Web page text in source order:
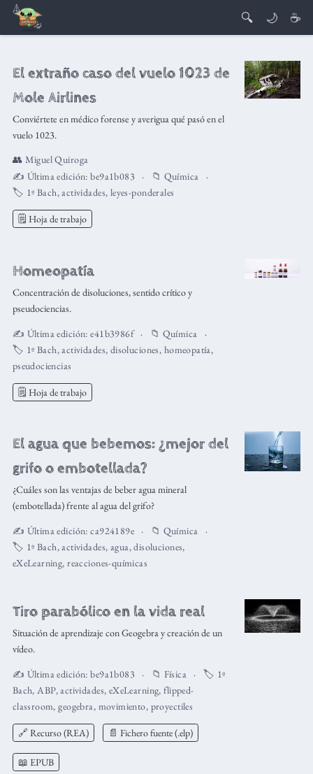
🔍 🌙 ☕
El extraño caso del vuelo 1023 de
Mole Airlines
Conviértete en médico forense y averigua qué pasó en el
vuelo 1023.
👥 Miguel Quiroga
✍️ Última edición:be9a1b083 📁 Química
🏷️ 1º Bach,actividades, leyes-ponderales
🗒️ Hoja de trabajo
Homeopatía
Concentración de disoluciones, sentido crítico y
pseudociencias.
✍️ Última edición:e41b3986f 📁 Química
🏷️ 1º Bach,actividades, disoluciones, homeopatía,
pseudociencias
🗒️ Hoja de trabajo
El agua que bebemos: ¿mejor del
grifo o embotellada?
¿Cuáles son las ventajas de beber agua mineral
(embotellada) frente al agua del grifo?
✍️ Última edición:ca924189e 📁 Química
🏷️ 1º Bach,actividades, agua,disoluciones,
eXeLearning,reacciones-químicas
Tiro parabólico en la vida real
Situación de aprendizaje con Geogebra y creación de un
vídeo.
✍️ Última edición:be9a1b083 📁 Física 🏷️ 1º
Bach,ABP,actividades, eXeLearning,flipped-
classroom,geogebra, movimiento, proyectiles
🔗 Recurso (REA) 📄 Fichero fuente (.elp)
📖 EPUB